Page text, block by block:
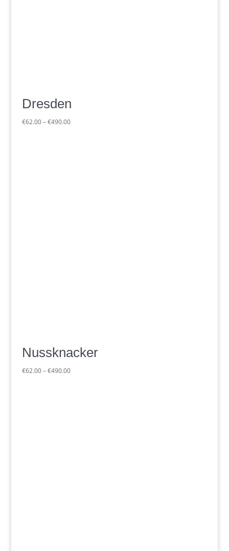
Dresden
€62.00 –€490.00Preisspanne:
Nussknacker
€62.00 –€490.00Preisspanne: